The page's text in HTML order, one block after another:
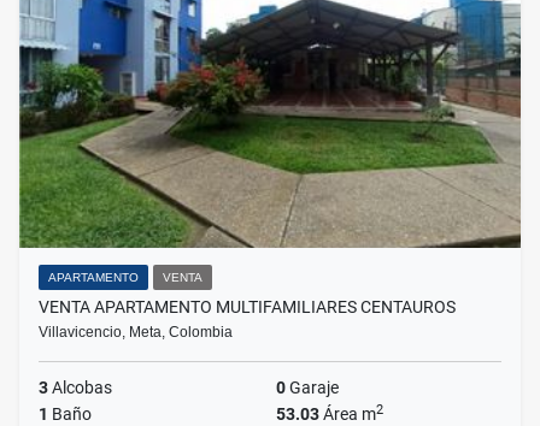
APARTAMENTO VENTA
VENTA APARTAMENTO MULTIFAMILIARES CENTAUROS
Villavicencio, Meta, Colombia
3Alcobas 0Garaje
1 Baño 53.03Área m2